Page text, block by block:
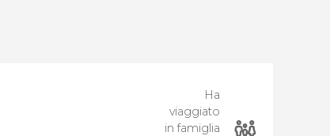
Ha
viaggiato
in famiglia